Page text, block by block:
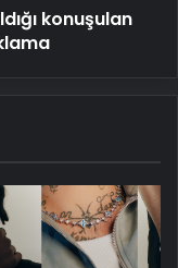
konuşulan